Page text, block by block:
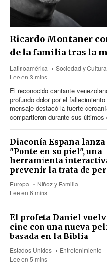
Ricardo Montaner
de la familia tras la
Latinoamérica
Sociedad y Cultura
Lee en 3 mins
El reconocido cantante
profundo dolor por el
mensaje destacó la fuerte
compartieron durante sus últimos
Diaconía España lanza
"Ponte en su piel", una
herramienta
prevenir la trata de
Europa
Niñez y Familia
Lee en 6 mins
El profeta Daniel
cine con una nueva
basada en la Biblia
Estados Unidos
Entretenimiento
Lee en 5 mins